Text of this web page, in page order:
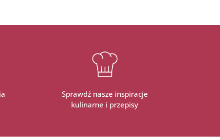
Sprawdź nasze inspiracje
kulinarne i przepisy